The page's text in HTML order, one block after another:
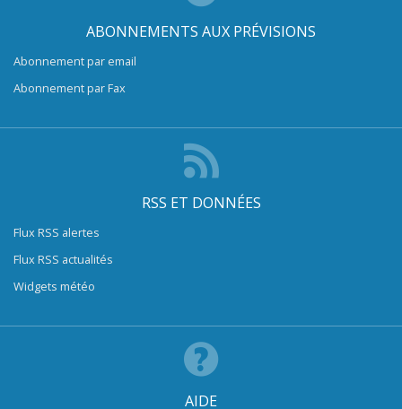
ABONNEMENTS AUX PRÉVISIONS
Abonnement par email
Abonnement par Fax
RSS ET DONNÉES
Flux RSS alertes
Flux RSS actualités
Widgets météo
AIDE